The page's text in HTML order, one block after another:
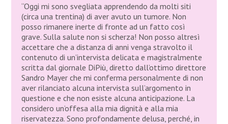
“Oggi mi sono svegliata apprendendo da molti siti
(circa una trentina) di aver avuto un tumore. Non
posso rimanere inerte di fronte ad un fatto così
grave. Sulla salute non si scherza! Non posso altresì
accettare che a distanza di anni venga stravolto il
contenuto di un’intervista delicata e magistralmente
scritta dal giornale DiPiù, diretto dall’ottimo direttore
Sandro Mayer che mi conferma personalmente di non
aver rilanciato alcuna intervista sull’argomento in
questione e che non esiste alcuna anticipazione. La
considero un’offesa alla mia dignità e alla mia
riservatezza. Sono profondamente delusa, perché, in